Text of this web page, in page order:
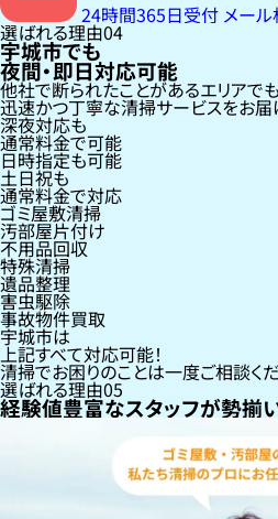
24時間365日受付 メー
選ばれる理由04
宇城市でも
夜間・即日対応可能
他社で断られたことがあるエリアでも
迅速かつ丁寧な清掃サービスをお届
深夜対応も
通常料金で可能
日時指定も可能
土日祝も
通常料金で対応
ゴミ屋敷清掃
汚部屋片付け
不用品回収
特殊清掃
遺品整理
害虫駆除
事故物件買取
宇城市は
上記すべて対応可能！
清掃でお困りのことは一度ご相談くだ
選ばれる理由05
経験値豊富なスタッフが勢揃